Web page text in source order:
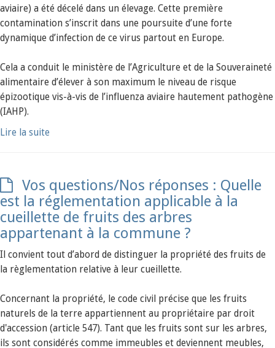
aviaire) a été décelé dans un élevage. Cette première
contamination s’inscrit dans une poursuite d’une forte
dynamique d’infection de ce virus partout en Europe.
Cela a conduit le ministère de l’Agriculture et de la Souveraineté
alimentaire d’élever à son maximum le niveau de risque
épizootique vis-à-vis de l’influenza aviaire hautement pathogène
(IAHP).
Lire la suite
Vos questions/Nos réponses : Quelle
est la réglementation applicable à la
cueillette de fruits des arbres
appartenant à la commune ?
Il convient tout d’abord de distinguer la propriété des fruits de
la règlementation relative à leur cueillette.
Concernant la propriété, le code civil précise que les fruits
naturels de la terre appartiennent au propriétaire par droit
d'accession (article 547). Tant que les fruits sont sur les arbres,
ils sont considérés comme immeubles et deviennent meubles,